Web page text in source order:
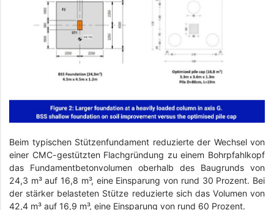
Beim typischen Stützenfundament reduzierte der Wechsel von
einer CMC-gestützten Flachgründung zu einem Bohrpfahlkopf
das Fundamentbetonvolumen oberhalb des Baugrunds von
24,3 m³ auf 16,8 m³, eine Einsparung von rund 30 Prozent. Bei
der stärker belasteten Stütze reduzierte sich das Volumen von
42,4 m³ auf 16,9 m³, eine Einsparung von rund 60 Prozent.